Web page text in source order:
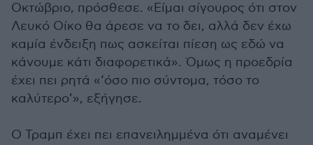
Οκτώβριο, πρόσθεσε. «Είμαι σίγουρος ότι στον
Λευκό Οίκο θα άρεσε να το δει, αλλά δεν έχω
καμία ένδειξη πως ασκείται πίεση ως εδώ να
κάνουμε κάτι διαφορετικά». Όμως η προεδρία
έχει πει ρητά «‘όσο πιο σύντομα, τόσο το
καλύτερο’», εξήγησε.
Ο Τραμπ έχει πει επανειλημμένα ότι αναμένει